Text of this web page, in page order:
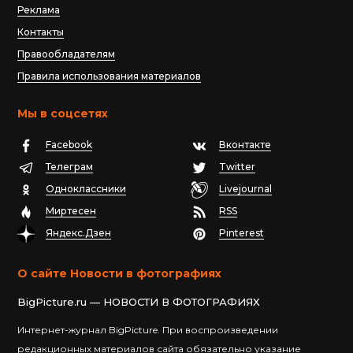
Реклама
Контакты
Правообладателям
Правила использования материалов
Мы в соцсетях
Facebook
Вконтакте
Телеграм
Twitter
Одноклассники
Livejournal
Миртесен
RSS
Яндекс.Дзен
Pinterest
О сайте Новости в фотографиях
BigPicture.ru — НОВОСТИ В ФОТОГРАФИЯХ
Интернет-журнал BigPicture. При воспроизведении
редакционных материалов сайта обязательно указание